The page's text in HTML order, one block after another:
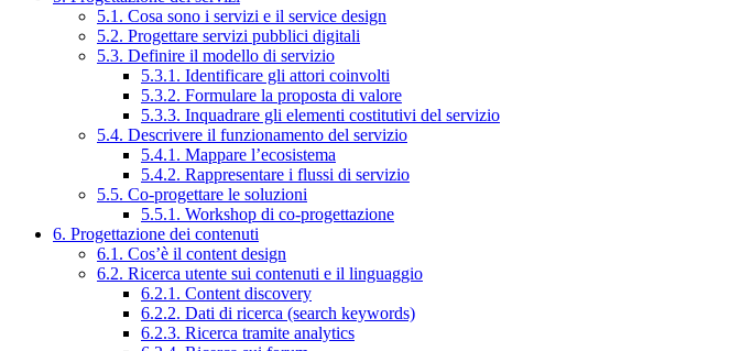
5.1. Cosa sono i servizi e il service design
5.2. Progettare servizi pubblici digitali
5.3. Definire il modello di servizio
5.3.1. Identificare gli attori coinvolti
5.3.2. Formulare la proposta di valore
5.3.3. Inquadrare gli elementi costitutivi del servizio
5.4. Descrivere il funzionamento del servizio
5.4.1. Mappare l’ecosistema
5.4.2. Rappresentare i flussi di servizio
5.5. Co-progettare le soluzioni
5.5.1. Workshop di co-progettazione
6. Progettazione dei contenuti
6.1. Cos’è il content design
6.2. Ricerca utente sui contenuti e il linguaggio
6.2.1. Content discovery
6.2.2. Dati di ricerca (search keywords)
6.2.3. Ricerca tramite analytics